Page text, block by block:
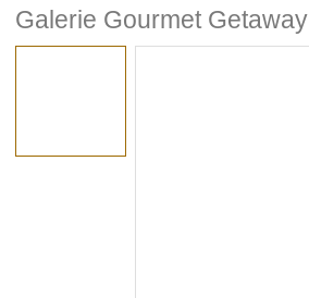
Galerie Gourmet Getaway